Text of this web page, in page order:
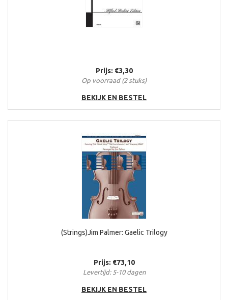
Prijs: €3,30
Op voorraad (2 stuks)
BEKIJK EN BESTEL
(Strings)Jim Palmer: Gaelic Trilogy
Prijs: €73,10
Levertijd: 5-10 dagen
BEKIJK EN BESTEL